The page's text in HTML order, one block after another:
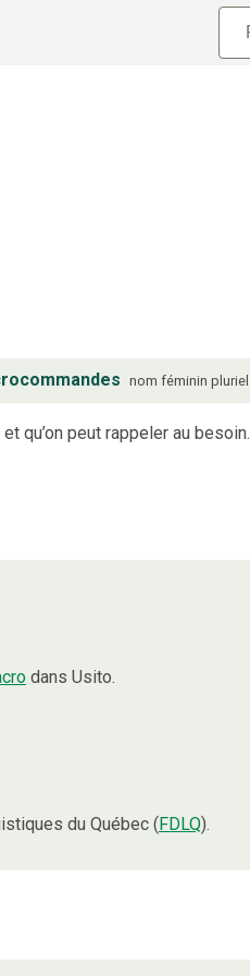
nom féminin pluriel
qu’on peut rappeler au besoin.
dans Usito.
du Québec (FDLQ).